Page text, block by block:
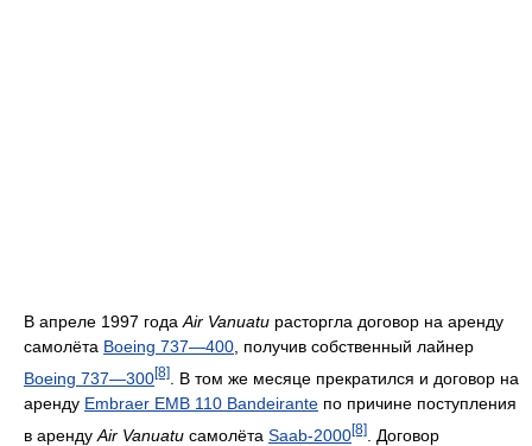
В апреле 1997 года Air Vanuatu расторгла договор на аренду
самолёта Boeing 737—400 , получив собственный лайнер
Boeing 737—300[8]
. В том же месяце прекратился и договор на
аренду Embraer EMB 110 Bandeirante по причине поступления
в аренду Air Vanuatu самолёта Saab-2000[8]
. Договор